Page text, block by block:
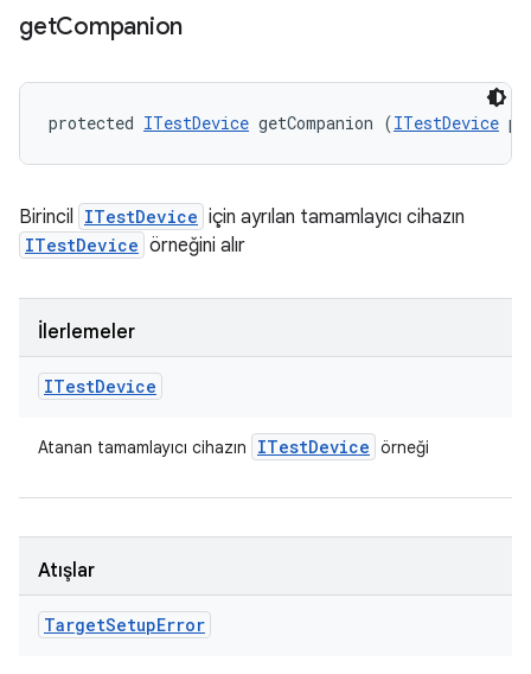
getCompanion
protected ITestDevice getCompanion (ITestDevice
Birincil ITestDevice için ayrılan tamamlayıcı cihazın
ITestDevice örneğini alır
İlerlemeler
ITestDevice
Atanan tamamlayıcı cihazın ITestDevice örneği
Atışlar
TargetSetupError